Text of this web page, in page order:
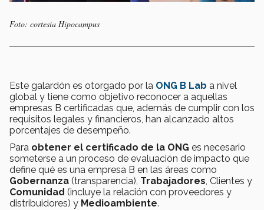
Foto: cortesia Hipocampus
Este galardón es otorgado por la ONG B Lab a nivel
global y tiene como objetivo reconocer a aquellas
empresas B certificadas que, además de cumplir con los
requisitos legales y financieros, han alcanzado altos
porcentajes de desempeño.
Para obtener el certificado de la ONG es necesario
someterse a un proceso de evaluación de impacto que
define qué es una empresa B en las áreas como
Gobernanza (transparencia), Trabajadores, Clientes y
Comunidad (incluye la relación con proveedores y
distribuidores) y Medioambiente.